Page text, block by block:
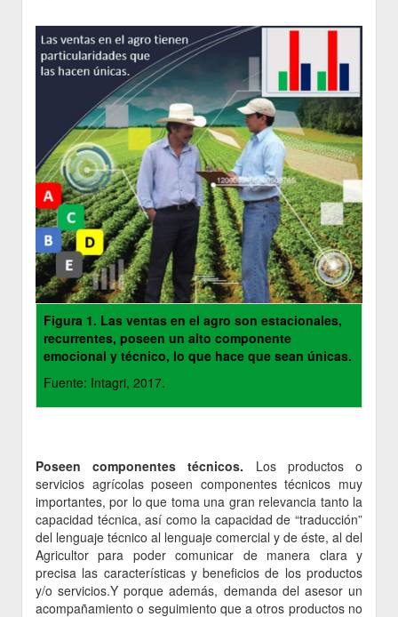
Figura 1. Las ventas en el agro son estacionales,
recurrentes, poseen un alto componente
emocional y técnico, lo que hace que sean únicas.
Fuente: Intagri, 2017.
Poseen componentes técnicos. Los productos o
servicios agrícolas poseen componentes técnicos muy
importantes, por lo que toma una gran relevancia tanto la
capacidad técnica, así como la capacidad de “traducción”
del lenguaje técnico al lenguaje comercial y de éste, al del
Agricultor para poder comunicar de manera clara y
precisa las características y beneficios de los productos
y/o servicios.Y porque además, demanda del asesor un
acompañamiento o seguimiento que a otros productos no